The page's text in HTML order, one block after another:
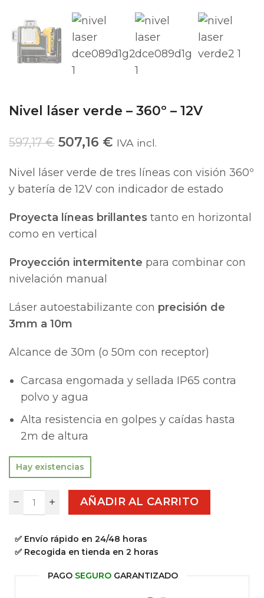
Nivel láser verde – 360º – 12V
597,17€ 507,16 € IVA incl.
Nivel láser verde de tres líneas con visión 360º
y batería de 12V con indicador de estado
Proyecta líneas brillantes tanto en horizontal
como en vertical
Proyección intermitente para combinar con
nivelación manual
Láser autoestabilizante con precisión de
3mm a 10m
Alcance de 30m (o 50m con receptor)
Carcasa engomada y sellada IP65 contra
polvo y agua
Alta resistencia en golpes y caídas hasta
2m de altura
Hay existencias
AÑADIR AL CARRITO
✅ Envío rápido en 24/48 horas
✅ Recogida en tienda en 2 horas
PAGO SEGURO GARANTIZADO